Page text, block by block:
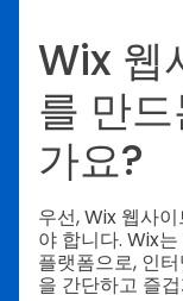
Wix 웹
를 만
가요?
우선, Wix 웹사
야 합니다. Wix
플랫폼으로, 인
을 간단하고 즐